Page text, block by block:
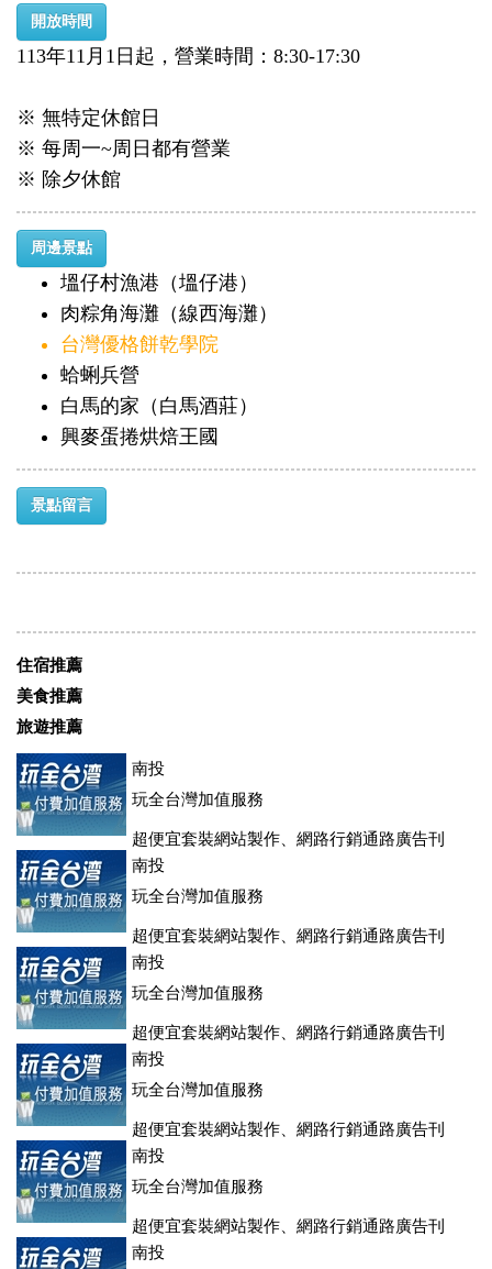
開放時間
113年11月1日起，營業時間：8:30-17:30
※ 無特定休館日
※ 每周一~周日都有營業
※ 除夕休館
周邊景點
塭仔村漁港（塭仔港）
肉粽角海灘（線西海灘）
台灣優格餅乾學院
蛤蜊兵營
白馬的家（白馬酒莊）
興麥蛋捲烘焙王國
景點留言
住宿推薦
美食推薦
旅遊推薦
南投
玩全台灣加值服務
超便宜套裝網站製作、網路行銷通路廣告刊
登、訂房系統、客房委託旅行社銷售，全面優惠中....
南投
玩全台灣加值服務
超便宜套裝網站製作、網路行銷通路廣告刊
登、訂房系統、客房委託旅行社銷售，全面優惠中....
南投
玩全台灣加值服務
超便宜套裝網站製作、網路行銷通路廣告刊
登、訂房系統、客房委託旅行社銷售，全面優惠中....
南投
玩全台灣加值服務
超便宜套裝網站製作、網路行銷通路廣告刊
登、訂房系統、客房委託旅行社銷售，全面優惠中....
南投
玩全台灣加值服務
超便宜套裝網站製作、網路行銷通路廣告刊
登、訂房系統、客房委託旅行社銷售，全面優惠中....
南投